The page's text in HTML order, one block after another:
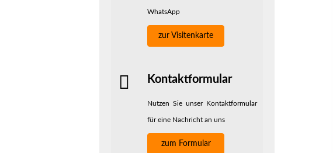
WhatsApp
zur Visitenkarte
Kontaktformular
Nutzen Sie unser Kontaktformular
für eine Nachricht an uns
zum Formular